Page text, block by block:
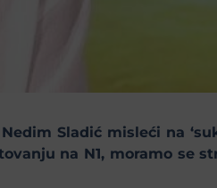
Sladić misleći na
na N1, moramo se